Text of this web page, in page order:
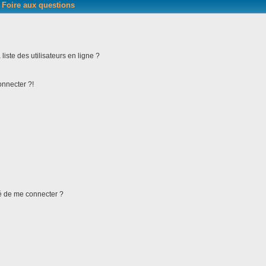
Foire aux questions
liste des utilisateurs en ligne ?
?!
de me connecter ?